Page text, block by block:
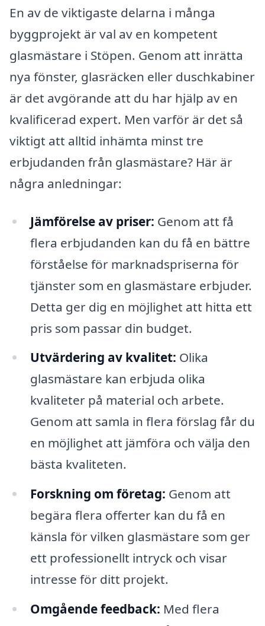
En av de viktigaste delarna i många
byggprojekt är val av en kompetent
glasmästare i Stöpen. Genom att inrätta
nya fönster, glasräcken eller duschkabiner
är det avgörande att du har hjälp av en
kvalificerad expert. Men varför är det så
viktigt att alltid inhämta minst tre
erbjudanden från glasmästare? Här är
några anledningar:
Jämförelse av priser: Genom att få
flera erbjudanden kan du få en bättre
förståelse för marknadspriserna för
tjänster som en glasmästare erbjuder.
Detta ger dig en möjlighet att hitta ett
pris som passar din budget.
Utvärdering av kvalitet: Olika
glasmästare kan erbjuda olika
kvaliteter på material och arbete.
Genom att samla in flera förslag får du
en möjlighet att jämföra och välja den
bästa kvaliteten.
Forskning om företag: Genom att
begära flera offerter kan du få en
känsla för vilken glasmästare som ger
ett professionellt intryck och visar
intresse för ditt projekt.
Omgående feedback: Med flera